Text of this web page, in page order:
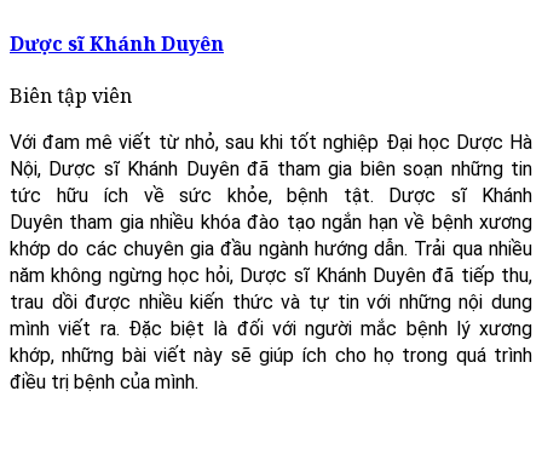
Dược sĩ Khánh Duyên
Biên tập viên
Với đam mê viết từ nhỏ, sau khi tốt nghiệp Đại học Dược Hà
Nội, Dược sĩ Khánh Duyên đã tham gia biên soạn những tin
tức hữu ích về sức khỏe, bệnh tật. Dược sĩ Khánh
Duyên tham gia nhiều khóa đào tạo ngắn hạn về bệnh xương
khớp do các chuyên gia đầu ngành hướng dẫn. Trải qua nhiều
năm không ngừng học hỏi, Dược sĩ Khánh Duyên đã tiếp thu,
trau dồi được nhiều kiến thức và tự tin với những nội dung
mình viết ra. Đặc biệt là đối với người mắc bệnh lý xương
khớp, những bài viết này sẽ giúp ích cho họ trong quá trình
điều trị bệnh của mình.